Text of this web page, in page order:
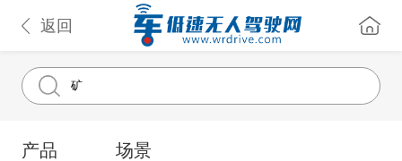
返回
产品 场景